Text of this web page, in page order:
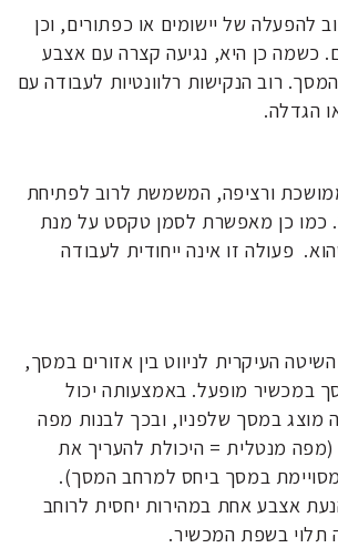
להפעלה של יישומים או כפתורים, וכן
כשמה כן היא, נגיעה קצרה עם אצבע
רוב הנקישות רלוונטיות לעבודה עם
הגדלה.
ורציפה, המשמשת לרוב לפתיחת
כמו כן מאפשרת לסמן טקסט על מנת
פעולה זו אינה ייחודית לעבודה
העיקרית לניווט בין אזורים במסך,
במכשיר מופעל. באמצעותה יכול
במסך שלפניו, ובכך לבנות מפה
מנטלית = היכולת להעריך את
במסך ביחס למרחב המסך).
אצבע אחת במהירות יחסית לרוחב
תלוי בשפת המכשיר.